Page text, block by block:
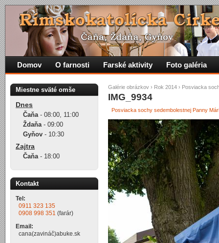
Galérie obrázkov › Rok 2014 › Posviacka
IMG_9934
Posviacka sochy sedembolestnej Panny
Domov O farnosti Farské aktivity Foto galéria
Miestne sväté omše
Dnes
Čaňa- 08:00, 11:00
Ždaňa- 09:00
Gyňov - 10:30
Zajtra
Čaňa- 18:00
Kontakt
Tel:
0911 323 135
0908 998 351 (farár)
Email:
cana(zavináč)abuke.sk